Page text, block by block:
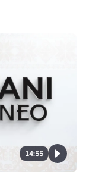
14:55